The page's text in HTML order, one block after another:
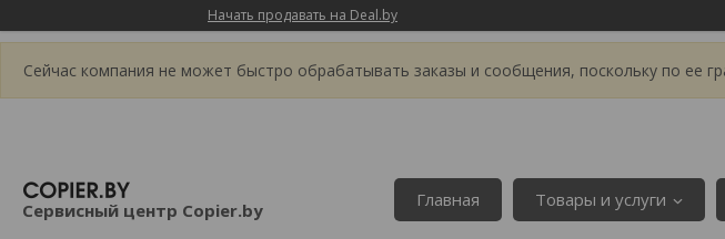
Начать продавать на Deal.by
Сейчас компания не может быстро обрабатывать заказы и сообщения, поскольку по ее
Сервисный центр Copier.by Главная Товары и услуги